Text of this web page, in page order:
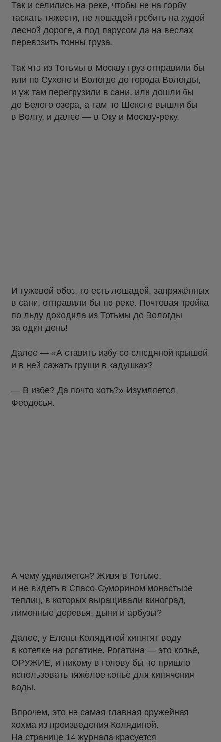
Так и селились на реке, чтобы не на горбу
таскать тяжести, не лошадей гробить на худой
лесной дороге, а под парусом да на веслах
перевозить тонны груза.
Так что из Тотьмы в Москву груз отправили бы
или по Сухоне и Вологде до города Вологды,
и уж там перегрузили в сани, или дошли бы
до Белого озера, а там по Шексне вышли бы
в Волгу, и далее — в Оку и Москву-реку.
И гужевой обоз, то есть лошадей, запряжённых
в сани, отправили бы по реке. Почтовая тройка
по льду доходила из Тотьмы до Вологды
за один день!
Далее — «А ставить избу со слюдяной крышей
и в ней сажать груши в кадушках?
— В избе? Да почто хоть?» Изумляется
Феодосья.
А чему удивляется? Живя в Тотьме,
и не видеть в Спасо-Суморином монастыре
теплиц, в которых выращивали виноград,
лимонные деревья, дыни и арбузы?
Далее, у Елены Колядиной кипятят воду
в котелке на рогатине. Рогатина — это копьё,
ОРУЖИЕ, и никому в голову бы не пришло
использовать тяжёлое копьё для кипячения
воды.
Впрочем, это не самая главная оружейная
хохма из произведения Колядиной.
На странице 14 журнала красуется